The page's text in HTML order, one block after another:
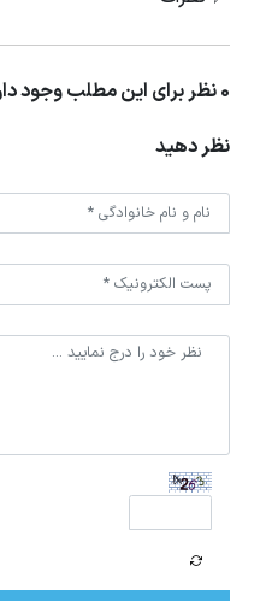
0 نظر برای این مطلب وجود دارد
نظر دهید